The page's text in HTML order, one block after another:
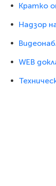
Кратко
Надзор
WEB